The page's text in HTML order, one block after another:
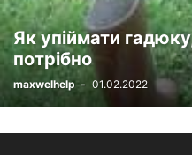
Як упіймати
потрібно
maxwelhelp - 01.02.2022